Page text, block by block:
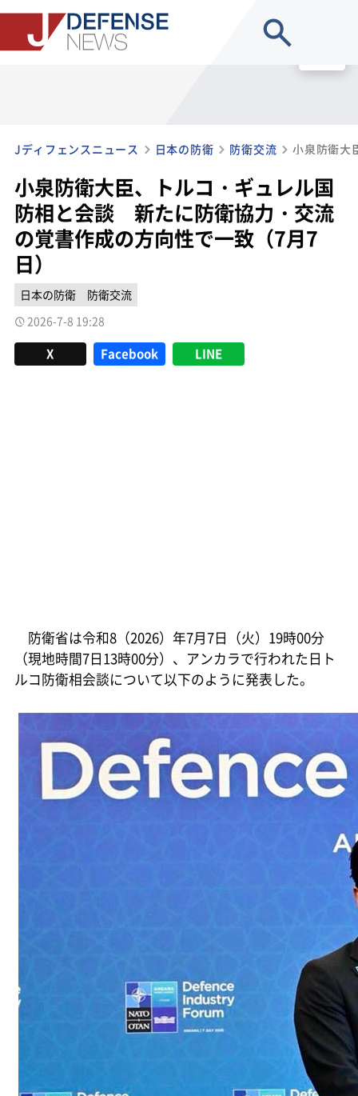
Jディフェンスニュース 日本の防衛 防衛交流
小泉防衛大臣、トルコ・ギュレル国
防相と会談 新たに防衛協力・交流
の覚書作成の方向性で一致（7月7
日）
日本の防衛
防衛交流
2026-7-8 19:28
X Facebook LINE
防衛省は令和8（2026）年7月7日（火）19時00分
（現地時間7日13時00分）、アンカラで行われた日ト
ルコ防衛相会談について以下のように発表した。